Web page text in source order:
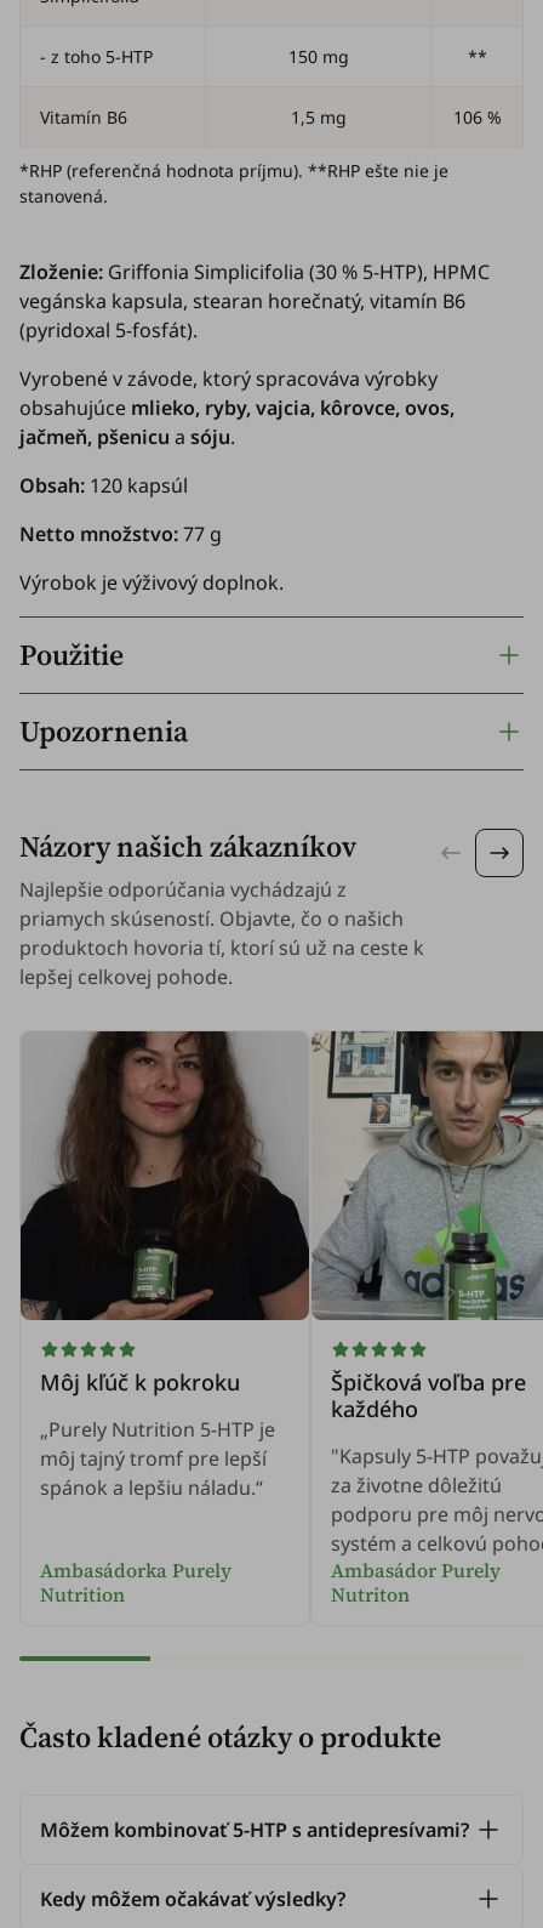
- z toho 5-HTP 150 mg **
Vitamín B6 1,5 mg 106 %
*RHP (referenčná hodnota príjmu). **RHP ešte nie je
stanovená.
Zloženie: Griffonia Simplicifolia (30 % 5-HTP), HPMC
vegánska kapsula, stearan horečnatý, vitamín B6
(pyridoxal 5-fosfát).
Vyrobené v závode, ktorý spracováva výrobky
obsahujúce mlieko, ryby, vajcia, kôrovce, ovos,
jačmeň, pšenicu a sóju.
Obsah: 120 kapsúl
Netto množstvo:77 g
Výrobok je výživový doplnok.
Použitie
Upozornenia
Názory našich zákazníkov
Najlepšie odporúčania vychádzajú z
priamych skúseností. Objavte, čo o našich
produktoch hovoria tí, ktorí sú už na ceste k
lepšej celkovej pohode.
Môj kľúč k pokroku
„Purely Nutrition 5-HTP je
môj tajný tromf pre lepší
spánok a lepšiu náladu.“
Ambasádorka Purely
Nutrition
Špičková voľba pre
každého
"Kapsuly 5-HTP
za životne dôležitú
podporu pre môj
systém a celkovú
Ambasádor Purely
Nutriton
Často kladené otázky o produkte
Môžem kombinovať 5-HTP s antidepresívami?
Kedy môžem očakávať výsledky?